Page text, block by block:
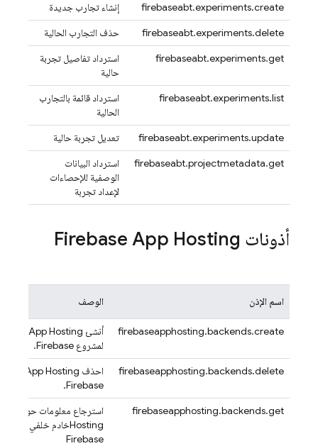
firebaseabt.experiments.create
إنشاء تجارب جديدة
firebaseabt.experiments.delete
حذف التجارب الحالية
firebaseabt.experiments.get
استرداد تفاصيل تجربة
حالية
firebaseabt.experiments.list
استرداد قائمة بالتجارب
الحالية
firebaseabt.experiments.update
تعديل تجربة حالية
firebaseabt.projectmetadata.get
استرداد البيانات
الوصفية للإحصاءات
لإعداد تجربة
أذونات Firebase App Hosting
اسم الإذن الوصف
firebaseapphosting.backends.create أنشئ App Hosting
لمشروع Firebase.
firebaseapphosting.backends.delete
احذف App Hosting
Firebase.
firebaseapphosting.backends.get
استرجاع معلومات حول
Hostingخادم خلفي معيّن
Firebase